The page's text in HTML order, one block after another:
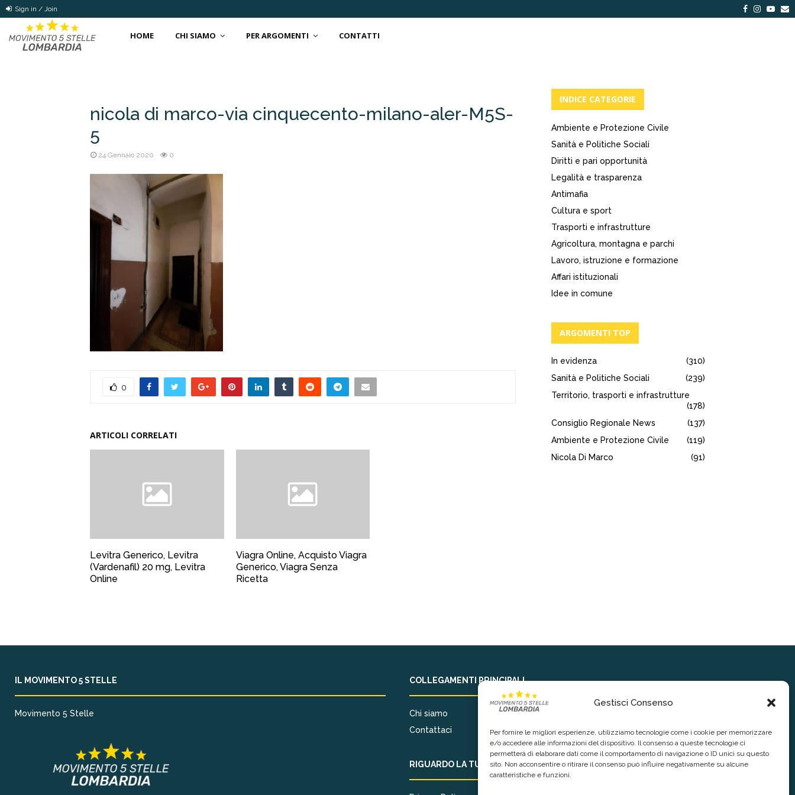
Gestisci Consenso
Per fornire le migliori esperienze, utilizziamo tecnologie come i cookie per memorizzare
e/o accedere alle informazioni del dispositivo. Il consenso a queste tecnologie ci
permetterà di elaborare dati come il comportamento di navigazione o ID unici su questo
sito. Non acconsentire o ritirare il consenso può influire negativamente su alcune
caratteristiche e funzioni.
Sign in / Join Facebook
HOME CHI SIAMO PER ARGOMENTI CONTATTI
nicola di marco-via cinquecento-milano-aler-M5S-
5
24 Gennaio 2020 0
0
ARTICOLI CORRELATI
Levitra Generico, Levitra
(Vardenafil) 20 mg, Levitra
Online
Viagra Online, Acquisto Viagra
Generico, Viagra Senza
Ricetta
INDICE CATEGORIE
Ambiente e Protezione Civile
Sanità e Politiche Sociali
Diritti e pari opportunità
Legalità e trasparenza
Antimafia
Cultura e sport
Trasporti e infrastrutture
Agricoltura, montagna e parchi
Lavoro, istruzione e formazione
Affari istituzionali
Idee in comune
ARGOMENTI TOP
In evidenza
(310)
Sanità e Politiche Sociali
(239)
Territorio, trasporti e infrastrutture
(178)
Consiglio Regionale News
(137)
Ambiente e Protezione Civile
(119)
Nicola Di Marco
(91)
IL MOVIMENTO 5 STELLE
Movimento 5 Stelle
COLLEGAMENTI PRINCIPALI
Chi siamo
Contattaci
RIGUARDO LA TUA PRIVACY